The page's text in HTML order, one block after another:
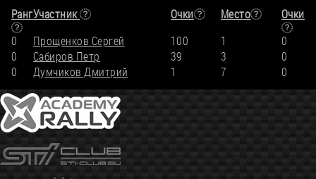
РангУчастник Очки Место
Очки
0
Прощенков Сергей 100 1
0
0
Сабиров Петр 39 3
0
0
Думчиков Дмитрий 1 7 0